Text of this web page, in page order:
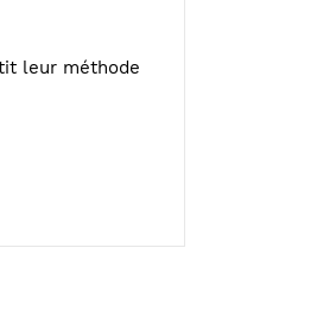
leur méthode